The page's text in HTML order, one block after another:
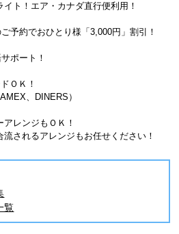
ト！エア・カナダ直行便利用！
予約でおひとり様「3,000円」割引！
ポート！
ＯＫ！
、DINERS）
レンジもＯＫ！
されるアレンジもお任せください！
覧